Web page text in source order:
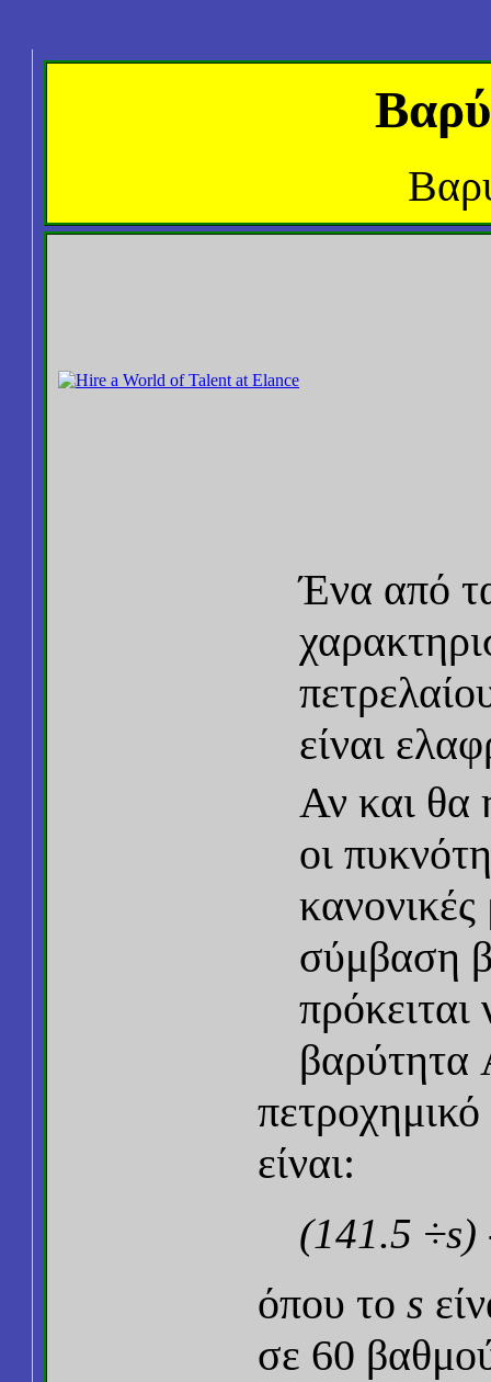
Ένα από
είναι
Αν και θα
οι
σύμβαση
βαρύτητα
είναι:
(141.5 ÷s)
όπου το s
σε 60